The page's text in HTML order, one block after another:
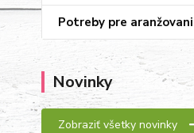
Potreby pre
Novinky
Zobraziť všetky novinky